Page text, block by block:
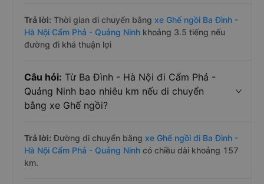
Trả lời: Thời gian di chuyển bằng xe Ghế ngồi Ba Đình -
Hà Nội Cẩm Phả - Quảng Ninh khoảng 3.5 tiếng nếu
đường đi khá thuận lợi
Câu hỏi: Từ Ba Đình - Hà Nội đi Cẩm Phả -
Quảng Ninh bao nhiêu km nếu di chuyển
bằng xe Ghế ngồi?
Trả lời: Đường di chuyển bằng xe Ghế ngồi đi Ba Đình -
Hà Nội Cẩm Phả - Quảng Ninh có chiều dài khoảng 157
km.